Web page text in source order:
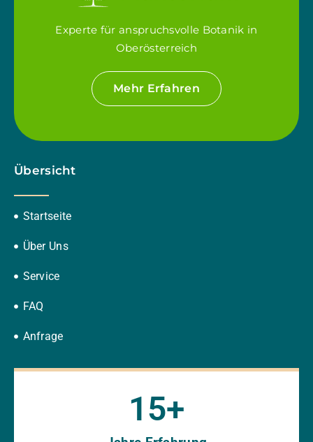
Experte für anspruchsvolle Botanik in
Oberösterreich
Mehr Erfahren
Übersicht
Startseite
Über Uns
Service
FAQ
Anfrage
15+